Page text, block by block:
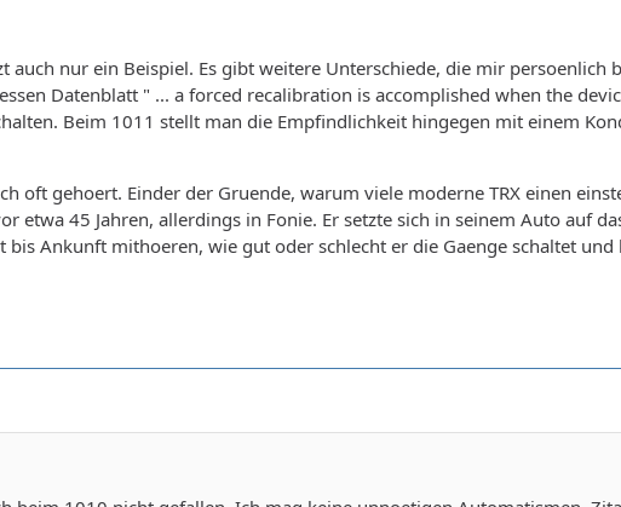
auch nur ein Beispiel. Es gibt weitere Unterschiede, die mir
Datenblatt " ... a forced recalibration is accomplished when the
Beim 1011 stellt man die Empfindlichkeit hingegen mit einem
oft gehoert. Einder der Gruende, warum viele moderne TRX einen
etwa 45 Jahren, allerdings in Fonie. Er setzte sich in seinem Auto auf
Ankunft mithoeren, wie gut oder schlecht er die Gaenge schaltet